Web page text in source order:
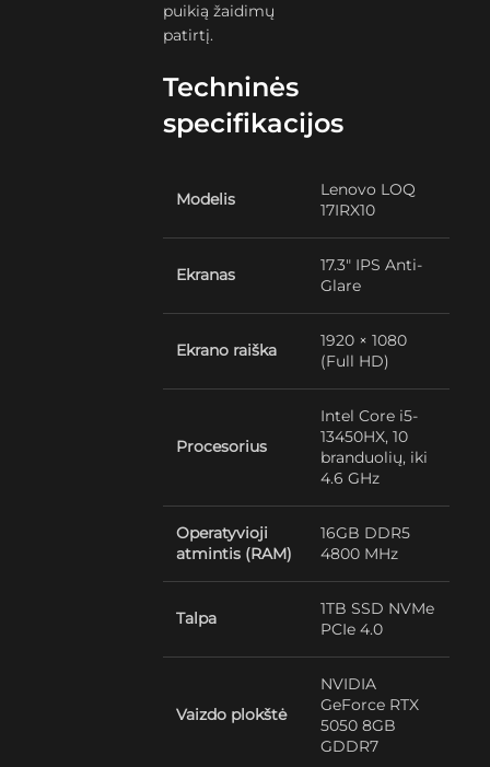
puikią žaidimų
patirtį.
Techninės
specifikacijos
Modelis
Lenovo LOQ
17IRX10
Ekranas
17.3″ IPS Anti-
Glare
Ekrano raiška
1920 × 1080
(Full HD)
Procesorius
Intel Core i5-
13450HX, 10
branduolių, iki
4.6 GHz
Operatyvioji
atmintis (RAM)
16GB DDR5
4800 MHz
Talpa
1TB SSD NVMe
PCIe 4.0
Vaizdo plokštė
NVIDIA
GeForce RTX
5050 8GB
GDDR7